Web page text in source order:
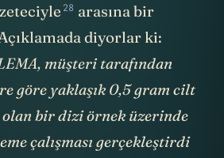
28 arasına bir
diyorlar ki:
müşteri tarafından
göre yaklaşık 0,5 gram cilt
olan bir dizi örnek üzerinde
çalışması gerçekleştirdi